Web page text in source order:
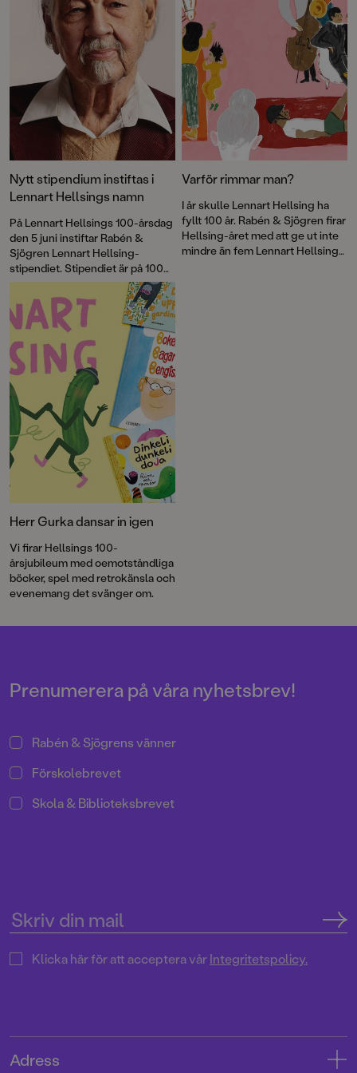
Nytt stipendium instiftas i
Lennart Hellsings namn
På Lennart Hellsings 100-årsdag
den 5 juni instiftar Rabén &
Sjögren Lennart Hellsing-
stipendiet. Stipendiet är på 100
000 kronor och ska delas ut
varje år på författarens
födelsedag till
bilderboksskapare som verkar i
Hellsings anda.
Varför rimmar man?
I år skulle Lennart Hellsing ha
fyllt 100 år. Rabén & Sjögren firar
Hellsing-året med att ge ut inte
mindre än fem Lennart Hellsing-
Herr Gurka dansar in igen
Vi firar Hellsings 100-
årsjubileum med oemotståndliga
böcker, spel med retrokänsla och
evenemang det svänger om.
Prenumerera på våra nyhetsbrev!
Rabén & Sjögrens vänner
Förskolebrevet
Skola & Biblioteksbrevet
Klicka här för att acceptera vårIntegritetspolicy.
Adress